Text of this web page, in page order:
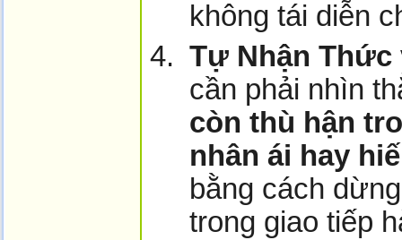
không tái diễn
Tự Nhận Thức
cần phải nhìn
còn thù hận
nhân ái hay
bằng cách
trong giao tiếp